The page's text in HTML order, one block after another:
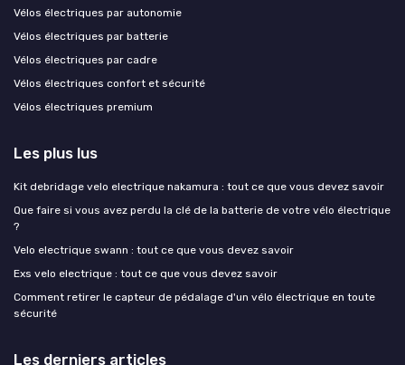
Vélos électriques par autonomie
Vélos électriques par batterie
Vélos électriques par cadre
Vélos électriques confort et sécurité
Vélos électriques premium
Les plus lus
Kit debridage velo electrique nakamura : tout ce que vous devez savoir
Que faire si vous avez perdu la clé de la batterie de votre vélo électrique
?
Velo electrique swann : tout ce que vous devez savoir
Exs velo electrique : tout ce que vous devez savoir
Comment retirer le capteur de pédalage d'un vélo électrique en toute
sécurité
Les derniers articles